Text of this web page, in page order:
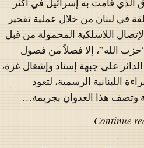
في لبنان من خلال عملية تفجير
اللاسلكية المحمولة من قبل
الله”، إلا فصلاً من فصول
على جبهة إسناد وإشغال غزة،
اللبنانية الرسمية، لتعود
وتصف هذا العدوان بجريمة…
Continue